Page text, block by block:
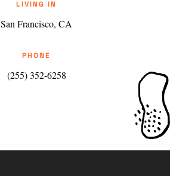
LIVING IN
San Francisco, CA
PHONE
(255) 352-6258